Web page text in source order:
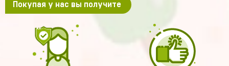
Покупая у нас вы получите